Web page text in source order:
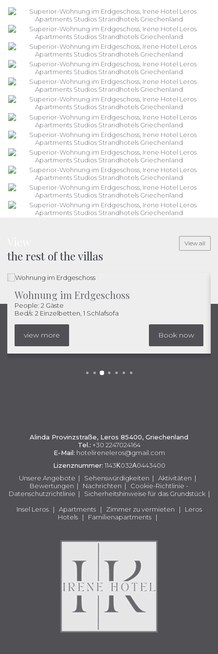
the rest of the villas
View all
Wohnung im Erdgeschoss
People: 2 Gäste
Bed/s: 2 Einzelbetten, 1 Schlafsofa
view more Book now
Alinda Provinzstraße, Leros 85400, Griechenland
Tel.: +30 2247024164
E-Mail: hotelireneleros@gmail.com
Lizenznummer: 1143Κ032Α0443400
Unsere Angebote | Sehenswürdigkeiten | Aktivitäten |
Bewertungen | Nachrichten | Cookie-Richtlinie -
Datenschutzrichtlinie | Sicherheitshinweise für das Grundstück|
Insel Leros| Apartments| Zimmer zu vermieten | Leros
Hotels | Familienapartments |